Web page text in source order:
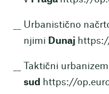
Urbanistično
njimi Dunaj
Taktični
sud
https://